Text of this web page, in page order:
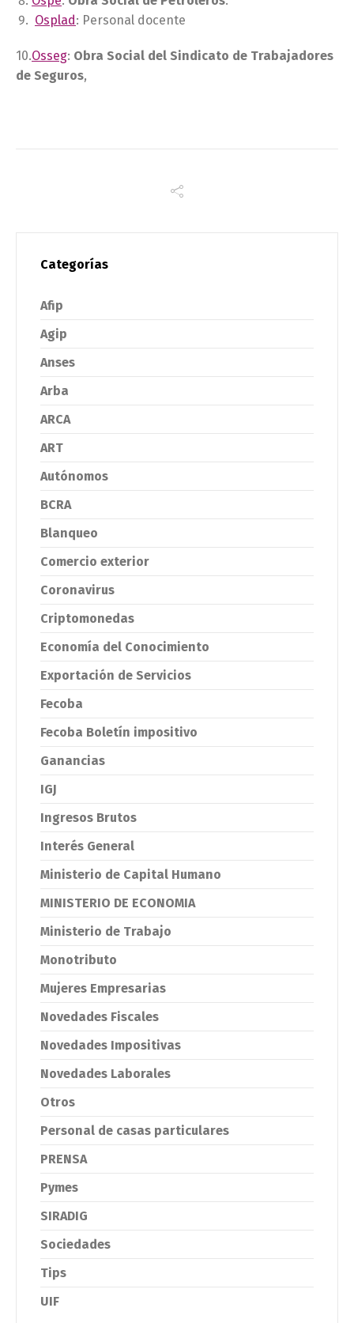
Osplad: Personal docente
10.Osseg: Obra Social del Sindicato de Trabajadores
de Seguros,
Categorías
Afip
Agip
Anses
Arba
ARCA
ART
Autónomos
BCRA
Blanqueo
Comercio exterior
Coronavirus
Criptomonedas
Economía del Conocimiento
Exportación de Servicios
Fecoba
Fecoba Boletín impositivo
Ganancias
IGJ
Ingresos Brutos
Interés General
Ministerio de Capital Humano
MINISTERIO DE ECONOMIA
Ministerio de Trabajo
Monotributo
Mujeres Empresarias
Novedades Fiscales
Novedades Impositivas
Novedades Laborales
Otros
Personal de casas particulares
PRENSA
Pymes
SIRADIG
Sociedades
Tips
UIF